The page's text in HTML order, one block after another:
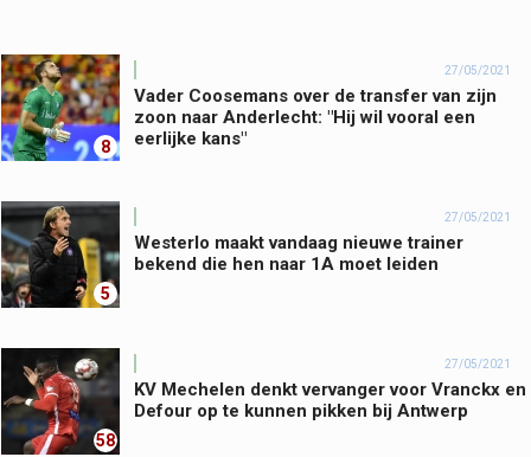
8
27/05/2021
Vader Coosemans over de transfer van zijn
zoon naar Anderlecht: "Hij wil vooral een
eerlijke kans"
5
27/05/2021
Westerlo maakt vandaag nieuwe trainer
bekend die hen naar 1A moet leiden
58
27/05/2021
KV Mechelen denkt vervanger voor Vranckx en
Defour op te kunnen pikken bij Antwerp